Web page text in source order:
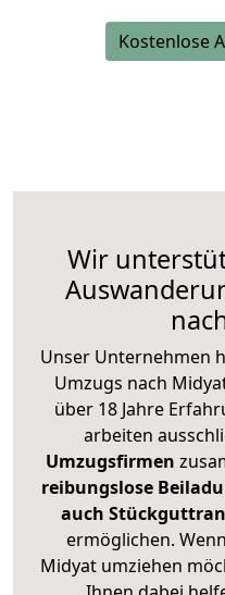
Kostenlose
Wir
Unser Unternehmen
Umzugs nach
über 18 Jahre
arbeiten
Umzugsfirmen
reibungslose
auch
ermöglichen.
Midyat umziehen